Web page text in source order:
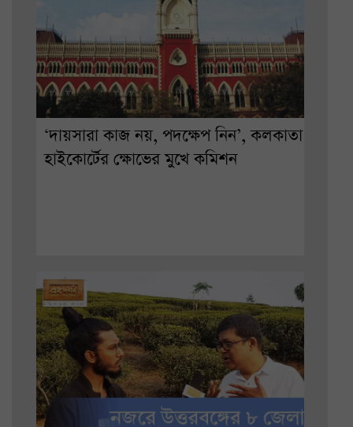
‘দায়সারা কাজ নয়, পদক্ষেপ নিন’, কলকাতা
হাইকোর্টের ক্ষোভের মুখে কমিশন